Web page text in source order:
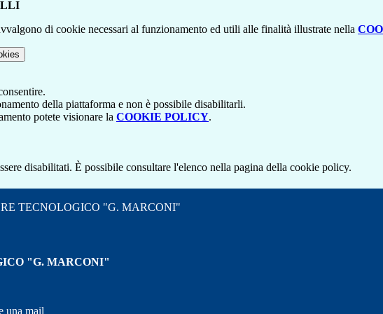
di cookie necessari al funzionamento ed utili alle finalità illustrate nella
della piattaforma e non è possibile disabilitarli.
potete visionare la COOKIE POLICY.
disabilitati. È possibile consultare l'elenco nella pagina della cookie policy.
TECNOLOGICO "G. MARCONI"
"G. MARCONI"
una mail